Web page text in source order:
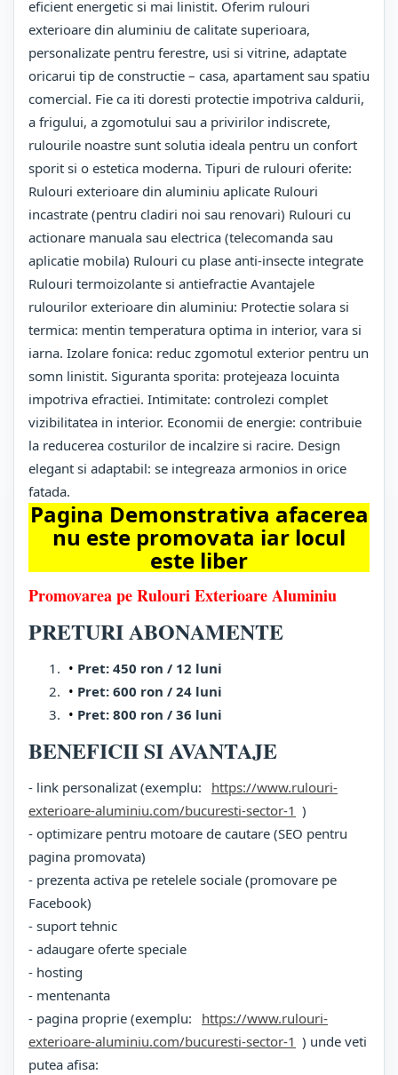
eficient energetic si mai linistit. Oferim rulouri
exterioare din aluminiu de calitate superioara,
personalizate pentru ferestre, usi si vitrine, adaptate
oricarui tip de constructie – casa, apartament sau spatiu
comercial. Fie ca iti doresti protectie impotriva caldurii,
a frigului, a zgomotului sau a privirilor indiscrete,
rulourile noastre sunt solutia ideala pentru un confort
sporit si o estetica moderna. Tipuri de rulouri oferite:
Rulouri exterioare din aluminiu aplicate Rulouri
incastrate (pentru cladiri noi sau renovari) Rulouri cu
actionare manuala sau electrica (telecomanda sau
aplicatie mobila) Rulouri cu plase anti-insecte integrate
Rulouri termoizolante si antiefractie Avantajele
rulourilor exterioare din aluminiu: Protectie solara si
termica: mentin temperatura optima in interior, vara si
iarna. Izolare fonica: reduc zgomotul exterior pentru un
somn linistit. Siguranta sporita: protejeaza locuinta
impotriva efractiei. Intimitate: controlezi complet
vizibilitatea in interior. Economii de energie: contribuie
la reducerea costurilor de incalzire si racire. Design
elegant si adaptabil: se integreaza armonios in orice
fatada.
Pagina Demonstrativa afacerea
nu este promovata iar locul
este liber
Promovarea pe Rulouri Exterioare Aluminiu
PRETURI ABONAMENTE
Pret: 450 ron / 12 luni
Pret: 600 ron / 24 luni
Pret: 800 ron / 36 luni
BENEFICII SI AVANTAJE
- link personalizat (exemplu:
https://www.rulouri-
exterioare-aluminiu.com/bucuresti-sector-1 )
- optimizare pentru motoare de cautare (SEO pentru
pagina promovata)
- prezenta activa pe retelele sociale (promovare pe
Facebook)
- suport tehnic
- adaugare oferte speciale
- hosting
- mentenanta
- pagina proprie (exemplu:
https://www.rulouri-
exterioare-aluminiu.com/bucuresti-sector-1 ) unde veti
putea afisa: